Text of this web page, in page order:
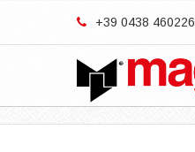
+39 0438 460226